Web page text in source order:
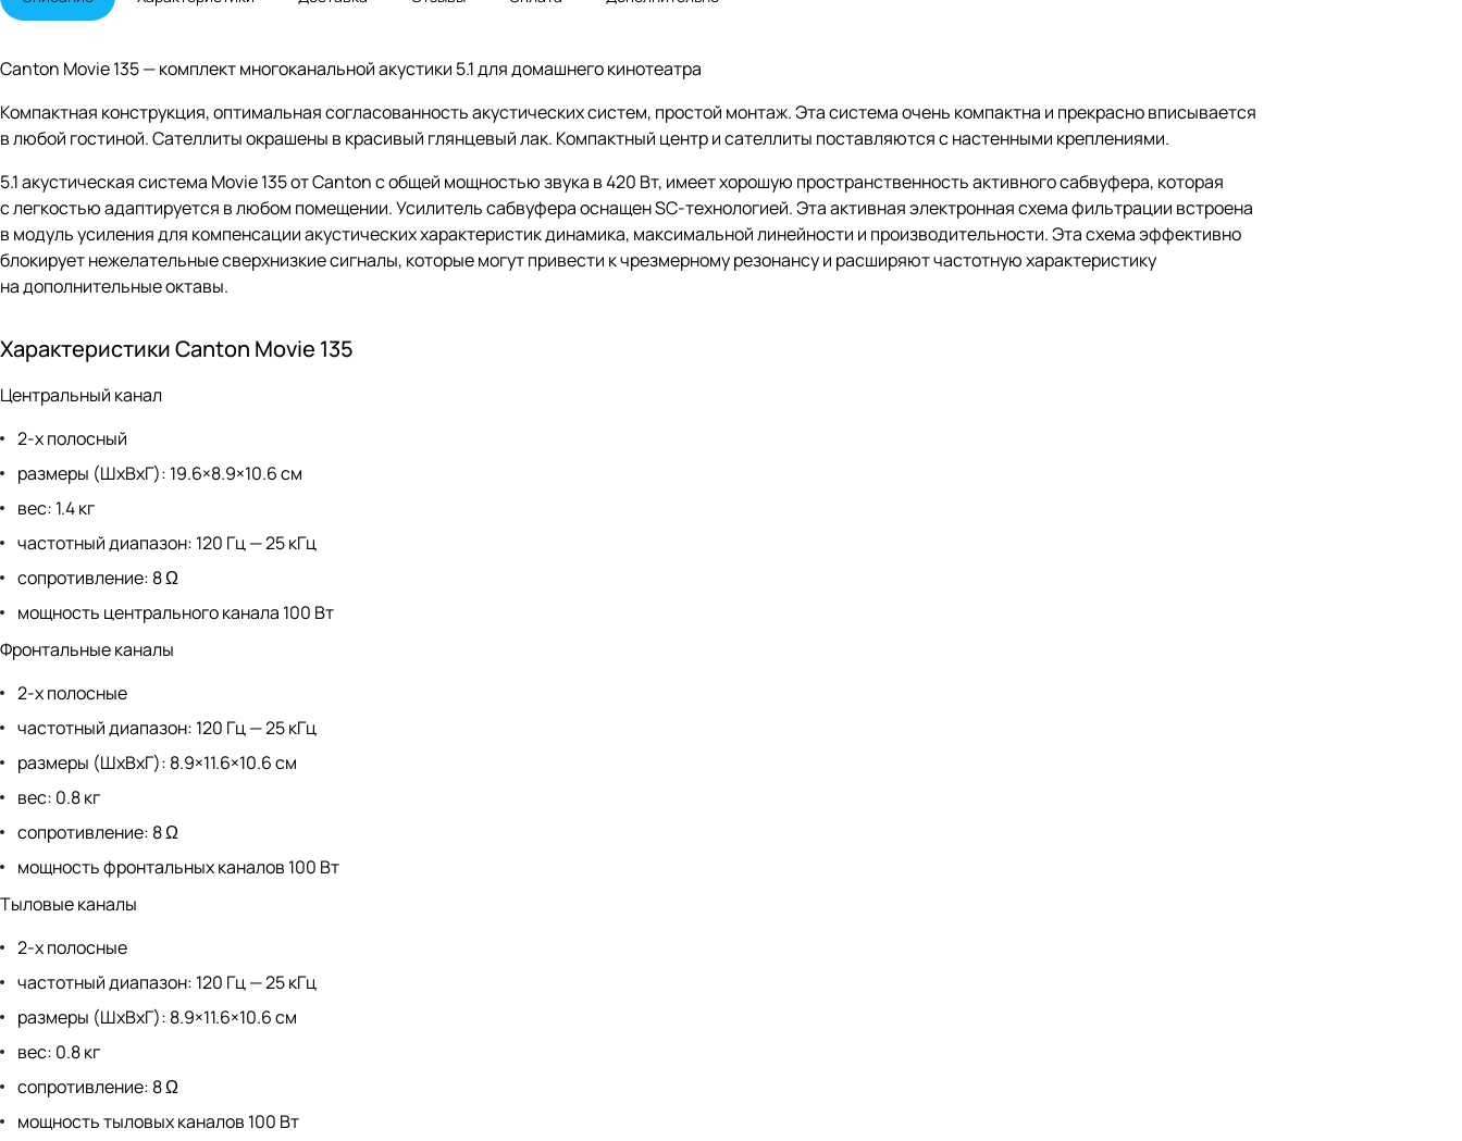
Canton Movie 135 — комплект многоканальной акустики 5.1 для домашнего кинотеатра
Компактная конструкция, оптимальная согласованность акустических систем, простой монтаж. Эта система очень компактна и прекрасно вписывается
в любой гостиной. Сателлиты окрашены в красивый глянцевый лак. Компактный центр и сателлиты поставляются с настенными креплениями.
5.1 акустическая система Movie 135 от Canton с общей мощностью звука в 420 Вт, имеет хорошую пространственность активного сабвуфера, которая
с легкостью адаптируется в любом помещении. Усилитель сабвуфера оснащен SC-технологией. Эта активная электронная схема фильтрации встроена
в модуль усиления для компенсации акустических характеристик динамика, максимальной линейности и производительности. Эта схема эффективно
блокирует нежелательные сверхнизкие сигналы, которые могут привести к чрезмерному резонансу и расширяют частотную характеристику
на дополнительные октавы.
Характеристики Canton Movie 135
Центральный канал
2-х полосный
размеры (ШхВхГ): 19.6×8.9×10.6 см
вес: 1.4 кг
частотный диапазон: 120 Гц — 25 кГц
сопротивление: 8 Ω
мощность центрального канала 100 Вт
Фронтальные каналы
2-х полосные
частотный диапазон: 120 Гц — 25 кГц
размеры (ШхВхГ): 8.9×11.6×10.6 см
вес: 0.8 кг
сопротивление: 8 Ω
мощность фронтальных каналов 100 Вт
Тыловые каналы
2-х полосные
частотный диапазон: 120 Гц — 25 кГц
размеры (ШхВхГ): 8.9×11.6×10.6 см
вес: 0.8 кг
сопротивление: 8 Ω
мощность тыловых каналов 100 Вт